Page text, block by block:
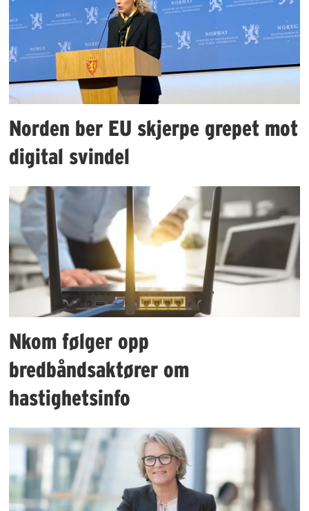
Norden ber EU skjerpe grepet mot
digital svindel
Nkom følger opp
bredbåndsaktører om
hastighetsinfo